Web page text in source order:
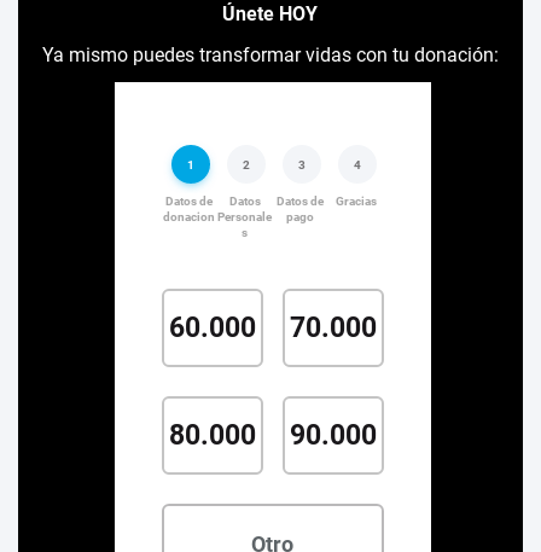
Únete HOY
Ya mismo puedes transformar vidas con tu donación: